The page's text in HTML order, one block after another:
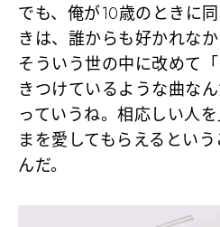
でも、俺が10歳のときに
きは、誰からも好かれな
そういう世の中に改めて
きつけているような曲な
っていうね。相応しい人
まを愛してもらえるとい
んだ。